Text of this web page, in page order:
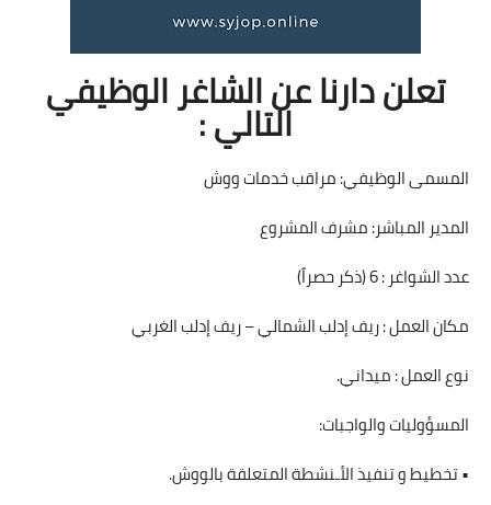
تعلن دارنا عن الشاغر الوظيفي
التالي :
المسمى الوظيفي: مراقب خدمات ووش
المدير المباشر: مشرف المشروع
عدد الشواغر : 6 (ذكر حصراً)
مكان العمل : ريف إدلب الشمالي – ريف إدلب الغربي
نوع العمل : ميداني.
المسؤوليات والواجبات:
• تخطيط و تنفيذ الأـنشطة المتعلقة بالووش.